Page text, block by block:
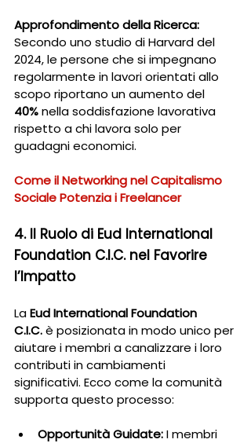
Approfondimento della Ricerca:
Secondo uno studio di Harvard del
2024, le persone che si impegnano
regolarmente in lavori orientati allo
scopo riportano un aumento del
40% nella soddisfazione lavorativa
rispetto a chi lavora solo per
guadagni economici.
Come il Networking nel Capitalismo
Sociale Potenzia i Freelancer
4. Il Ruolo di Eud International
Foundation C.I.C. nel Favorire
l’Impatto
La Eud International Foundation
C.I.C. è posizionata in modo unico per
aiutare i membri a canalizzare i loro
contributi in cambiamenti
significativi. Ecco come la comunità
supporta questo processo:
Opportunità Guidate: I membri